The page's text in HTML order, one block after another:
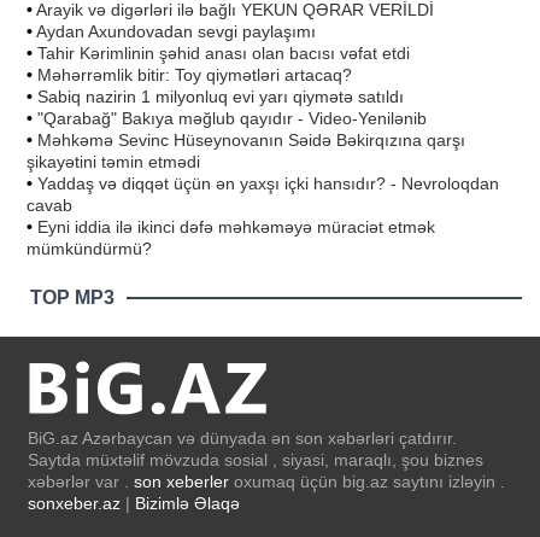
•Arayik və digərləri ilə bağlı YEKUN QƏRAR VERİLDİ
•Aydan Axundovadan sevgi paylaşımı
• Tahir Kərimlinin şəhid anası olan bacısı vəfat etdi
• Məhərrəmlik bitir: Toy qiymətləri artacaq?
• Sabiq nazirin 1 milyonluq evi yarı qiymətə satıldı
• "Qarabağ" Bakıya məğlub qayıdır - Video-Yenilənib
• Məhkəmə Sevinc Hüseynovanın Səidə Bəkirqızına qarşı
şikayətini təmin etmədi
• Yaddaş və diqqət üçün ən yaxşı içki hansıdır? - Nevroloqdan
cavab
• Eyni iddia ilə ikinci dəfə məhkəməyə müraciət etmək
mümkündürmü?
TOP MP3
BiG.az Azərbaycan və dünyada ən son xəbərləri çatdırır.
Saytda müxtəlif mövzuda sosial , siyasi, maraqlı, şou biznes
xəbərlər var . son xeberler oxumaq üçün big.az saytını izləyin .
sonxeber.az | Bizimlə Əlaqə